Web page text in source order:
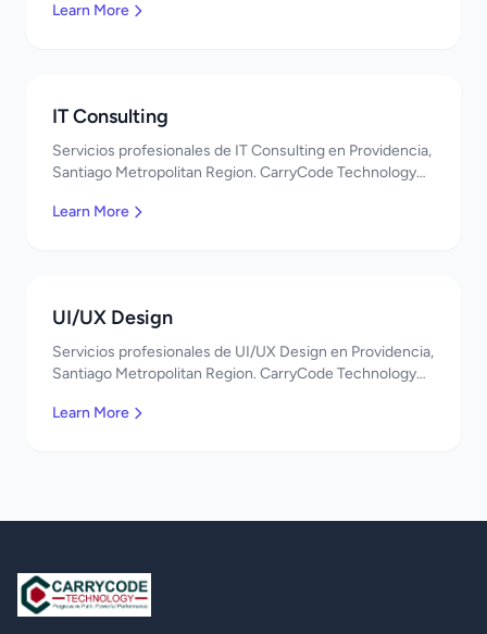
¡Bienvenidos!
Learn More
IT Consulting
Servicios profesionales de IT Consulting en Providencia,
Santiago Metropolitan Region. CarryCode Technology
Learn More
UI/UX Design
Servicios profesionales de UI/UX Design en Providencia,
Santiago Metropolitan Region. CarryCode Technology
Learn More